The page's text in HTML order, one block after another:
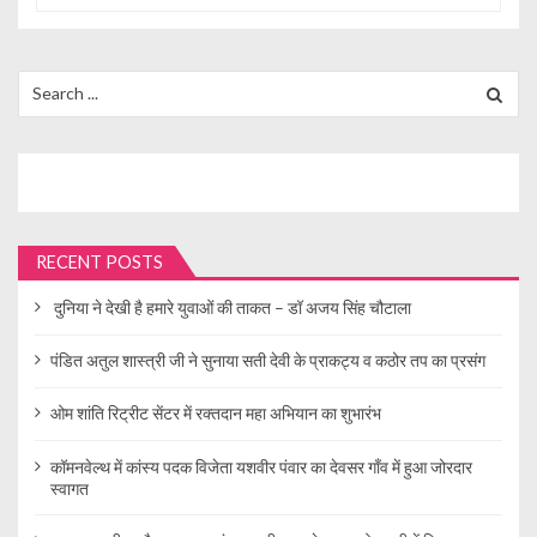
for:
RECENT POSTS
दुनिया ने देखी है हमारे युवाओं की ताकत – डॉ अजय सिंह चौटाला
पंडित अतुल शास्त्री जी ने सुनाया सती देवी के प्राकट्य व कठोर तप का प्रसंग
ओम शांति रिट्रीट सेंटर में रक्तदान महा अभियान का शुभारंभ
कॉमनवेल्थ में कांस्य पदक विजेता यशवीर पंवार का देवसर गाँव में हुआ जोरदार
स्वागत